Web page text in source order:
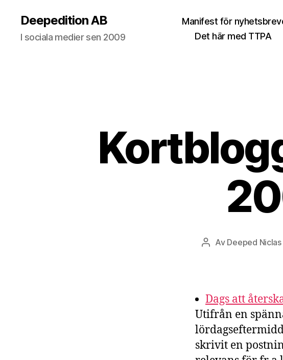
Deepedition AB
I sociala medier sen 2009
Manifest för
Det här med TTPA
Inläggsförfattare
Av Deeped
Dags att
Utifrån en
skrivit en